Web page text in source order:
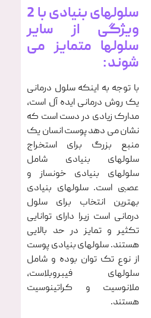
سلولهای بنیادی با 2
ویژگی از سایر
سلولها متمایز می
شوند :
با توجه به اینکه سلول درمانی
یک روش درمانی ایده آل است،
مدارک زیادی در دست است که
نشان می دهد پوست انسان یک
منبع بزرگ برای استخراج
سلولهای بنیادی شامل
سلولهای بنیادی خونساز و
عصبی است. سلولهای بنیادی
بهترین انتخاب برای سلول
درمانی است زیرا دارای توانایی
تکثیر و تمایز در حد بالایی
هستند. سلولهای بنیادی پوست
از نوع تک توان بوده و شامل
سلولهای فیبروبلاست،
ملانوسیت و کراتینوسیت
هستند.